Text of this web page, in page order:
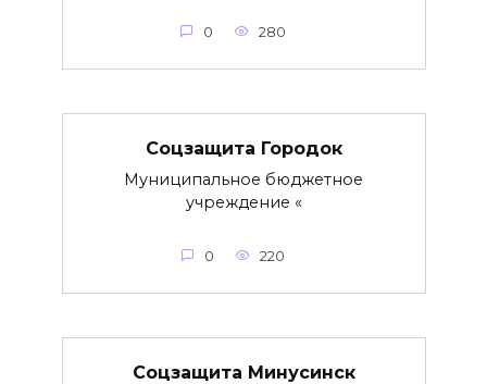
0 280
Соцзащита Городок
Муниципальное бюджетное
учреждение «
0 220
Соцзащита Минусинск